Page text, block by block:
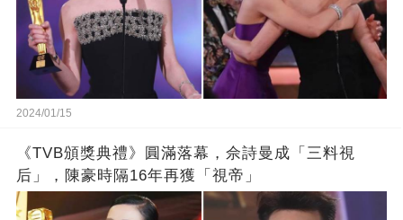
2024/01/15
《TVB頒獎典禮》圓滿落幕，佘詩曼成「三料視
后」，陳豪時隔16年再獲「視帝」